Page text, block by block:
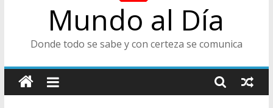
Mundo al Día
Donde todo se sabe y con certeza se comunica